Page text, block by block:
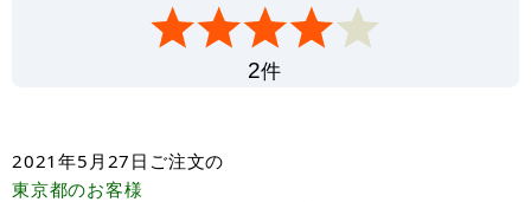
2件
2021年5月27日 ご注文の
東京都のお客様